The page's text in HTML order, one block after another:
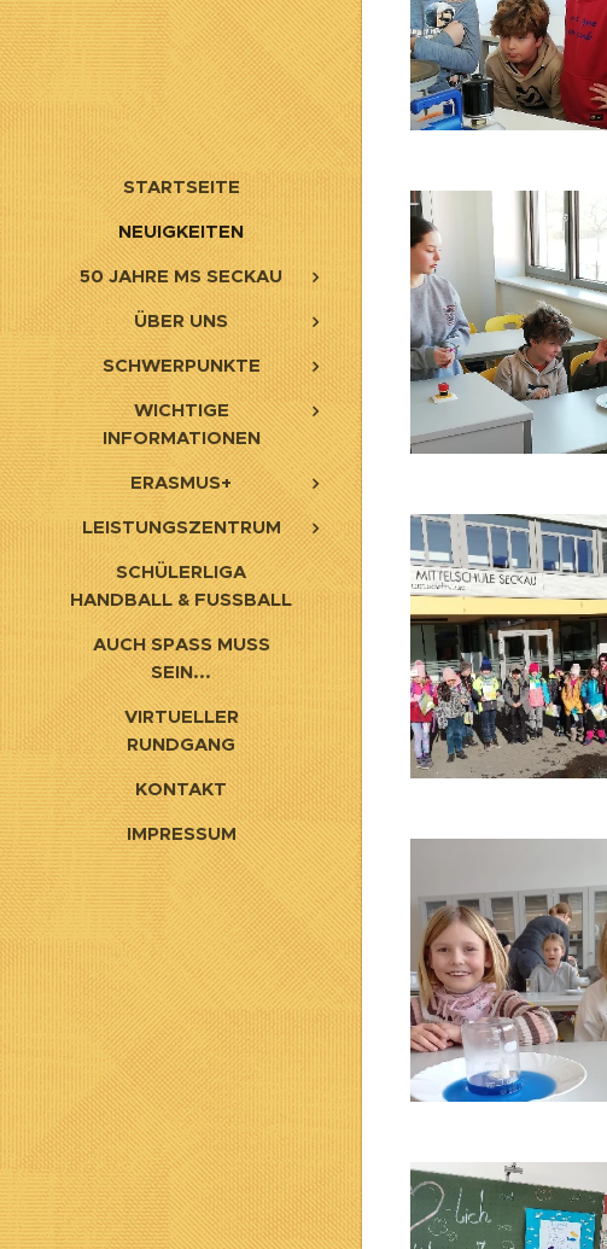
STARTSEITE
NEUIGKEITEN
50 JAHRE MS SECKAU
ÜBER UNS
SCHWERPUNKTE
WICHTIGE
INFORMATIONEN
ERASMUS+
LEISTUNGSZENTRUM
SCHÜLERLIGA
HANDBALL & FUSSBALL
AUCH SPASS MUSS S
EIN...
VIRTUELLER
RUNDGANG
KONTAKT
IMPRESSUM